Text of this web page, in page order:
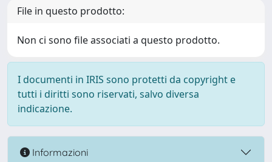
File in questo prodotto:
Non ci sono file associati a questo prodotto.
I documenti in IRIS sono protetti da copyright e
tutti i diritti sono riservati, salvo diversa
indicazione.
Informazioni